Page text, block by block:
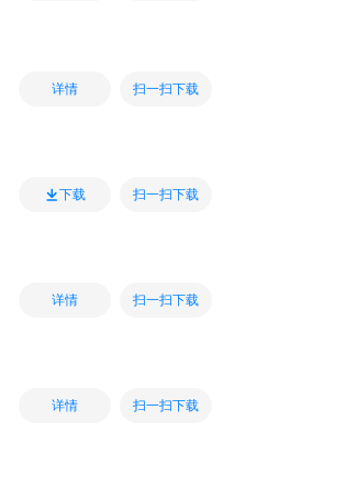
详情 扫一扫下载
下载 扫一扫下载
详情 扫一扫下载
详情 扫一扫下载